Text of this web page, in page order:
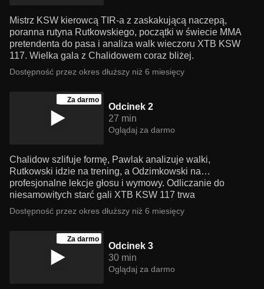
Mistrz KSW kierowcą TIR-a z zaskakującą naczepą,
poranna rutyna Rutkowskiego, początki w świecie MMA
pretendenta do pasa i analiza walk wieczoru XTB KSW
117. Wielka gala z Chalidowem coraz bliżej.
Dostępność przez okres dłuższy niż 6 miesięcy
Za darmo
Odcinek 2
27 min
Oglądaj za darmo
Chalidow szlifuje formę, Pawlak analizuje walki,
Rutkowski idzie na trening, a Odzimkowski na…
profesjonalne lekcje głosu i wymowy. Odliczanie do
niesamowitych starć gali XTB KSW 117 trwa
Dostępność przez okres dłuższy niż 6 miesięcy
Za darmo
Odcinek 3
30 min
Oglądaj za darmo